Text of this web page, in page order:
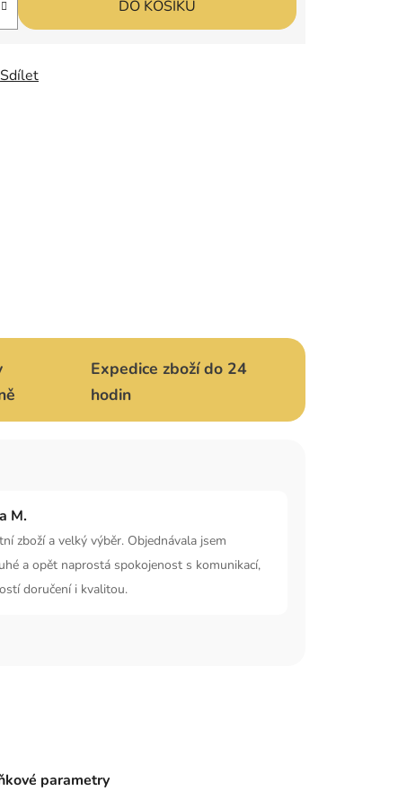
DO KOŠÍKU
Sdílet
Expedice zboží do 24
hodin
M.
zboží a velký výběr. Objednávala jsem
a opět naprostá spokojenost s komunikací,
doručení i kvalitou.
parametry